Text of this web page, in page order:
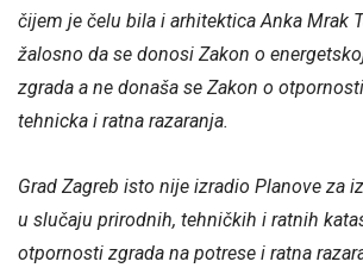
čijem je čelu bila i arhitektica Anka Mrak
žalosno da se donosi Zakon o
zgrada a ne donaša se Zakon o
tehnicka i ratna razaranja.
Grad Zagreb isto nije izradio Planove za
u slučaju prirodnih, tehničkih i ratnih
otpornosti zgrada na potrese i ratna